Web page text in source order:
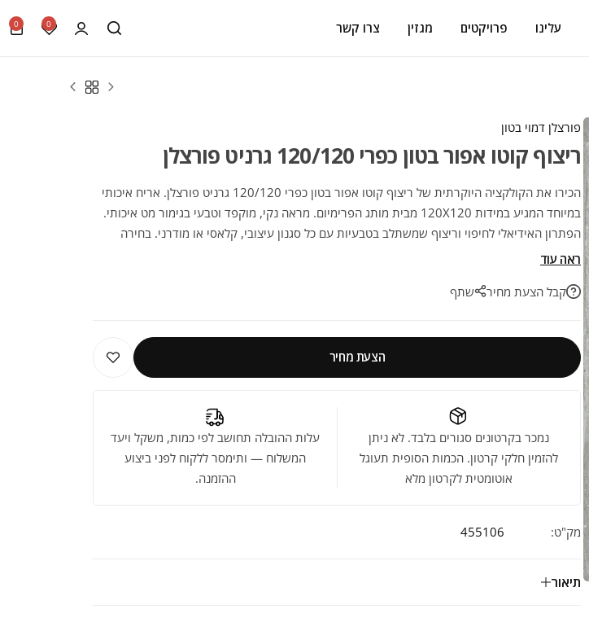
עלינו פרויקטים מגזין צרו קשר 0
0
פורצלן דמוי בטון
ריצוף קוטו אפור בטון כפרי 120/120 גרניט פורצלן
הכירו את הקולקציה היוקרתית של ריצוף קוטו אפור בטון כפרי 120/120 גרניט פורצלן. אריח איכותי
במיוחד המגיע במידות 120X120 מבית מותג הפרימיום. מראה נקי, מוקפד וטבעי בגימור מט איכותי.
הפתרון האידיאלי לחיפוי וריצוף שמשתלב בטבעיות עם כל סגנון עיצובי, קלאסי או מודרני. בחירה
מנצחת לעיצוב חכם ועמיד לאורך שנים.
ראה עוד
קבל הצעת מחיר
שתף
הצעת מחיר
נמכר בקרטונים סגורים בלבד. לא ניתן
להזמין חלקי קרטון. הכמות הסופית תעוגל
אוטומטית לקרטון מלא
עלות ההובלה תחושב לפי כמות, משקל ויעד
המשלוח — ותימסר ללקוח לפני ביצוע
ההזמנה.
מק"ט: 455106
תיאור